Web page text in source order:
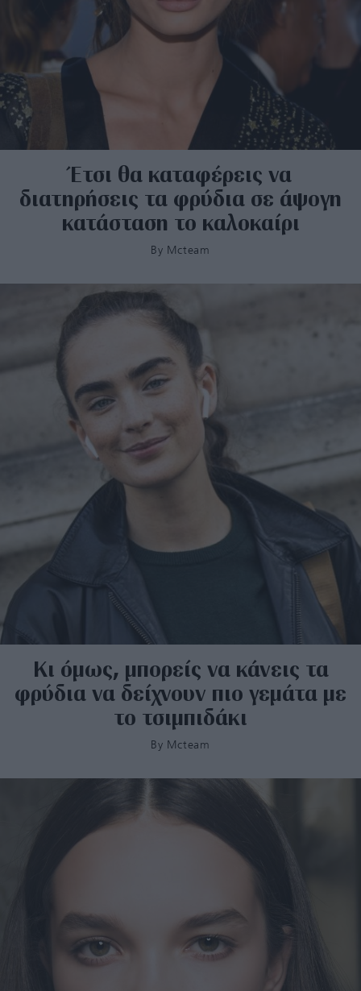
Έτσι θα καταφέρεις να
διατηρήσεις τα φρύδια σε άψογη
κατάσταση το καλοκαίρι
By Mcteam
Κι όμως, μπορείς να κάνεις τα
φρύδια να δείχνουν πιο γεμάτα με
το τσιμπιδάκι
By Mcteam